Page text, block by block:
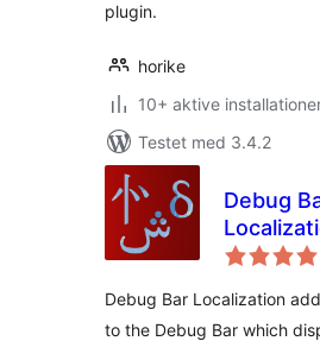
plugin.
horike
10+ aktive
Testet med 3.4.2
Debug
Debug Bar Localization
to the Debug Bar which